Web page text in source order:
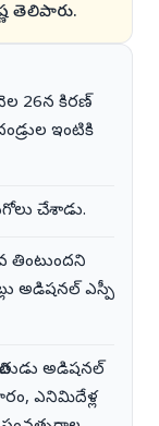
తెలిపారు.
26న కిరణ్
ఇంటికి
చేశాడు.
తింటుందని
అడిషనల్ ఎస్పీ
అడిషనల్
ఎనిమిదేళ్ల